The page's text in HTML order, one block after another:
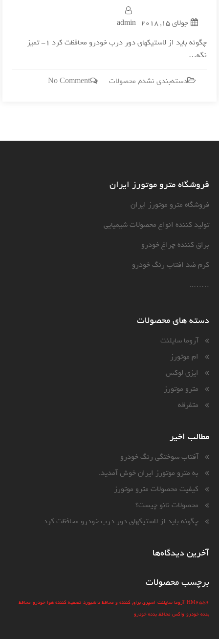
جولای 15, 2018
admin
چگونه باید از لاستیکهای دور درب خودرو محافظت کرد 1- تمیز
نگه…
دسته‌بندی نشده, محصولات No Comment
دور
فروشگاه مترو موتورز ایران
فروشگاه مترو موتورز ایران
تولید کننده انواع محصولات شیمیایی
براق کننده چراغ خودرو
کرم ضد افتاب رنگ خودرو
……..
دسته های محصولات
آروما سایلنت
ام موتورز
ایزی لوکس
مترو موتورز
متفرقه
مطالب اخیر
آفتاب سوختگی رنگ خودرو
به مترو موتورز ایران خوش آمدید.
کیفیت محصولات مترو موتورز
محصولات نانو چیست؟
چگونه باید از لاستیکهای دور درب خودرو محافظت کرد
آخرین دیدگاه‌ها
برچسب محصولات
HM6556 آروما سایلنت اسپری براق کننده و محافظ داشبورد تصفیه کننده هوا خودرو محافظ
بدنه خودرو واکس محافظ بدنه خودرو